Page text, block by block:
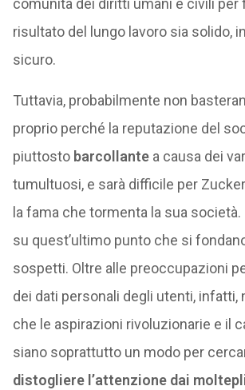
comunità dei diritti umani e civili per
risultato del lungo lavoro sia solido,
sicuro.
Tuttavia, probabilmente non
proprio perché la reputazione del
piuttosto barcollantea causa dei
tumultuosi, e sarà difficile per
la fama che tormenta la sua società.
su quest’ultimo punto che si
sospetti. Oltre alle preoccupazioni
dei dati personali degli utenti, infatti,
che le aspirazioni rivoluzionarie e il
siano soprattutto un modo per
distogliere l’attenzione dai